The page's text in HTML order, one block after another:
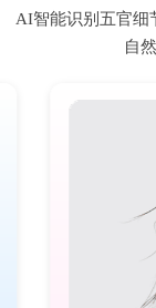
AI智能识别五官细
自